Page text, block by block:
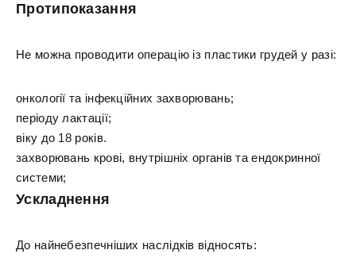
Протипоказання
Не можна проводити операцію із пластики грудей у разі:
онкології та інфекційних захворювань;
періоду лактації;
віку до 18 років.
захворювань крові, внутрішніх органів та ендокринної
системи;
Ускладнення
До найнебезпечніших наслідків відносять: